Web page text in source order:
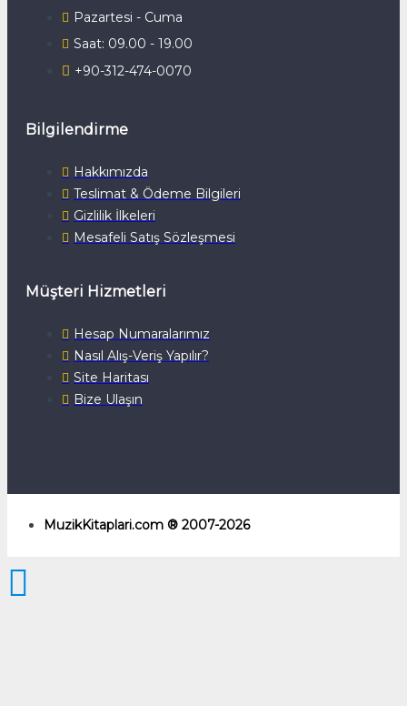
Pazartesi - Cuma
Saat: 09.00 - 19.00
+90-312-474-0070
Bilgilendirme
Hakkımızda
Teslimat & Ödeme Bilgileri
Gizlilik İlkeleri
Mesafeli Satış Sözleşmesi
Müşteri Hizmetleri
Hesap Numaralarımız
Nasıl Alış-Veriş Yapılır?
Site Haritası
Bize Ulaşın
MuzikKitaplari.com ® 2007-2026